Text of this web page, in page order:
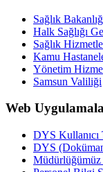
Sağlık
Halk Sağlığı
Sağlık
Kamu
Yönetim
Samsun Valiliği
Web
DYS Kullanıcı
DYS
Müdürlüğümüz